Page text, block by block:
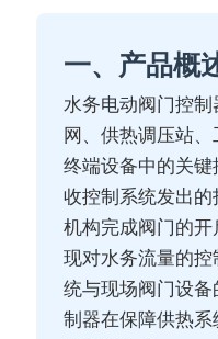
一、产品概
水务电动阀门控
网、供热调压站
终端设备中的关
收控制系统发出
机构完成阀门的
现对水务流量的
统与现场阀门设
制器在保障供热